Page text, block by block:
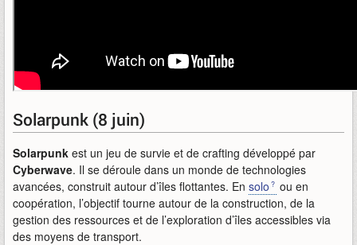
Solarpunk (8 juin)
Solarpunk est un jeu de survie et de crafting développé par
Cyberwave. Il se déroule dans un monde de technologies
avancées, construit autour d’îles flottantes. En solo
ou en
coopération, l’objectif tourne autour de la construction, de la
gestion des ressources et de l’exploration d’îles accessibles via
des moyens de transport.